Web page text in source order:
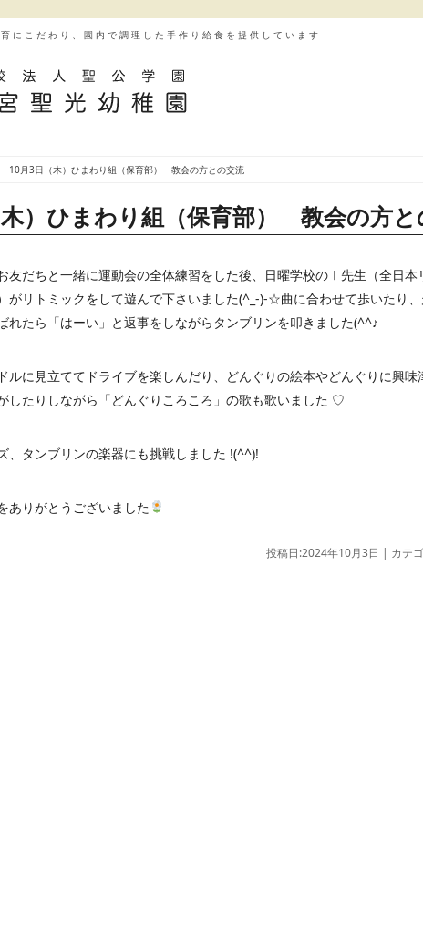
にこだわり、園内で調理した手作り給食を提供しています
10月3日（木）ひまわり組（保育部） 教会の方との交流
）ひまわり組（保育部） 教会の方と
友だちと一緒に運動会の全体練習をした後、日曜学校のⅠ先生（全日本
がリトミックをして遊んで下さいました(^_-)-☆曲に合わせて歩いたり、
れたら「はーい」と返事をしながらタンブリンを叩きました(^^♪
ルに見立ててドライブを楽しんだり、どんぐりの絵本やどんぐりに興味
したりしながら「どんぐりころころ」の歌も歌いました ♡
、タンブリンの楽器にも挑戦しました !(^^)!
ありがとうございました
投稿日:2024年10月3日 | カテ